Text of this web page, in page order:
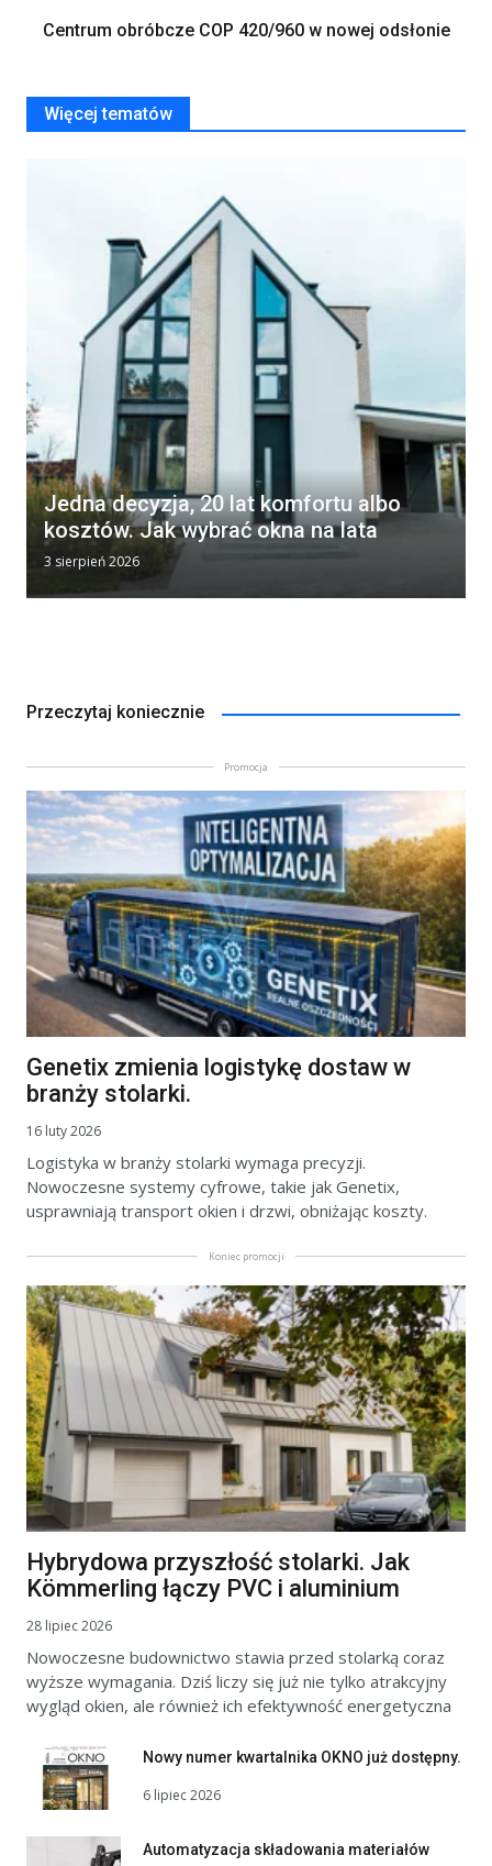
Centrum obróbcze COP 420/960 w nowej odsłonie
Więcej tematów
Jedna decyzja, 20 lat komfortu albo
kosztów. Jak wybrać okna na lata
3 sierpień 2026
Przeczytaj koniecznie
Promocja
Genetix zmienia logistykę dostaw w
branży stolarki.
16 luty 2026
Logistyka w branży stolarki wymaga precyzji.
Nowoczesne systemy cyfrowe, takie jak Genetix,
usprawniają transport okien i drzwi, obniżając koszty.
Koniec promocji
Hybrydowa przyszłość stolarki. Jak
Kömmerling łączy PVC i aluminium
28 lipiec 2026
Nowoczesne budownictwo stawia przed stolarką coraz
wyższe wymagania. Dziś liczy się już nie tylko atrakcyjny
wygląd okien, ale również ich efektywność energetyczna
Nowy numer kwartalnika OKNO już dostępny.
6 lipiec 2026
Automatyzacja składowania materiałów